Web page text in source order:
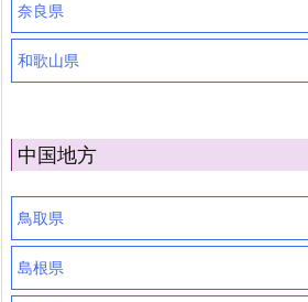
奈良県
和歌山県
中国地方
鳥取県
島根県